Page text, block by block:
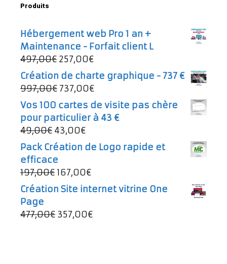
Produits
Hébergement web Pro 1 an +
Maintenance - Forfait client L
497,00€ Le
prix
initial
était :
497,00€.
257,00€Le
prix
actuel
257,00€.
Création de charte graphique - 737 €
997,00€ Le
prix
initial
était :
997,00€.
737,00€Le
prix
actuel
Vos 100 cartes de visite pas chère
pour particulier à 43 €
49,00€ Le
prix
initial
était :
49,00€.
43,00€Le
prix
actuel
est :
Pack Création de Logo rapide et
efficace
197,00€Le
prix
était :
197,00€.
167,00€Le
prix
est :
Création Site internet vitrine One
Page
477,00€ Le
357,00€Le